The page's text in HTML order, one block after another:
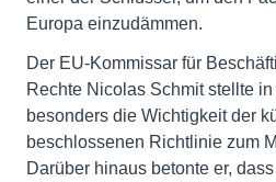
Europa einzudämmen.
Der EU-Kommissar für
Rechte Nicolas Schmit stellte
besonders die Wichtigkeit der
beschlossenen Richtlinie zum
Darüber hinaus betonte er,